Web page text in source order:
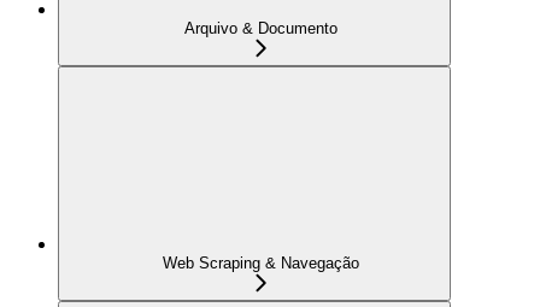
Arquivo & Documento
Web Scraping & Navegação